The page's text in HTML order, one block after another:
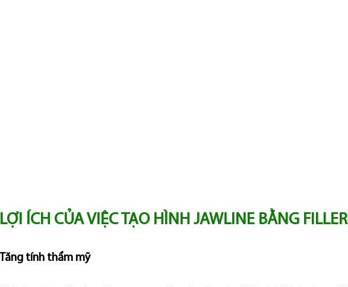
LỢI ÍCH CỦA VIỆC TẠO HÌNH JAWLINE BẰNG FILLER
Tăng tính thẩm mỹ